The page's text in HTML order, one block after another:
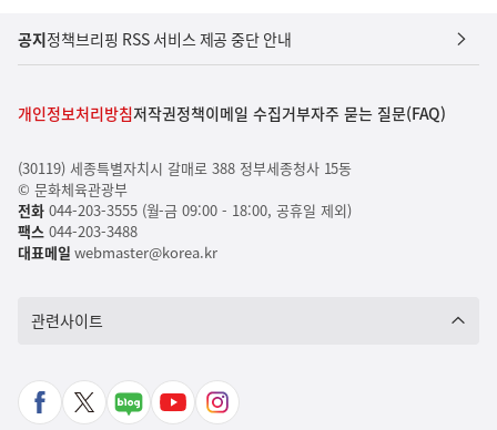
공지정책브리핑 RSS 서비스 제공 중단 안내
개인정보처리방침저작권정책이메일 수집거부자주 묻는 질문(FAQ)
(30119) 세종특별자치시 갈매로 388 정부세종청사 15동
© 문화체육관광부
전화044-203-3555 (월-금 09:00 - 18:00, 공휴일 제외)
팩스 044-203-3488
대표메일 webmaster@korea.kr
관련사이트
페
X
네
유
인